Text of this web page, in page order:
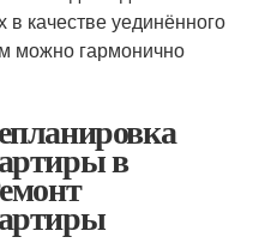
качестве уединённого
можно гармонично
в